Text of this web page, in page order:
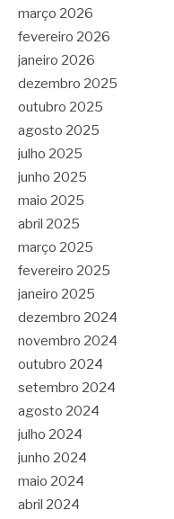
março 2026
fevereiro 2026
janeiro 2026
dezembro 2025
outubro 2025
agosto 2025
julho 2025
junho 2025
maio 2025
abril 2025
março 2025
fevereiro 2025
janeiro 2025
dezembro 2024
novembro 2024
outubro 2024
setembro 2024
agosto 2024
julho 2024
junho 2024
maio 2024
abril 2024